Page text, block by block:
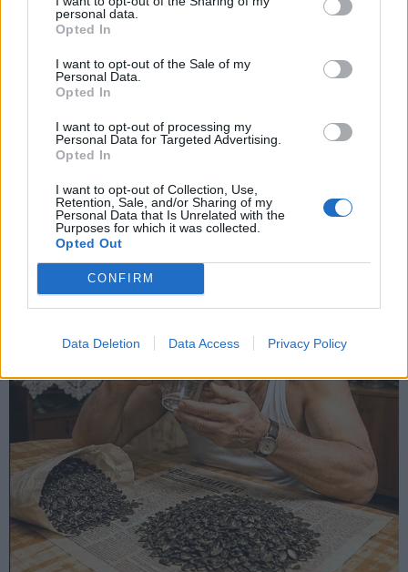
personal data.
Opted In
I want to opt-out of the Sale of my
Personal Data.
Opted In
I want to opt-out of processing my
Personal Data for Targeted Advertising.
Opted In
I want to opt-out of Collection, Use,
Retention, Sale, and/or Sharing of my
Personal Data that Is Unrelated with the
Purposes for which it was collected.
Opted Out
CONFIRM
Data Deletion Data Access Privacy Policy
Galiausiai, sovietmečio žmogų suformavo taisyklė –
nieko neišmesti.
Kiekviena sulūžusi buitinė technika, drabužis ar batas
būdavo taisomi dešimtis kartų. Namų meistrai patys
lituodavo televizorius ar persiūdavo senus paltus
jaunesniems vaikams.
Šiandien tai vadinama madingu sąmoningo vartojimo
vardu, o tuomet tai buvo tiesiog racionalus sveikas
protas, padėjęs kasdienybėje rasti kūrybiškų išeičių.